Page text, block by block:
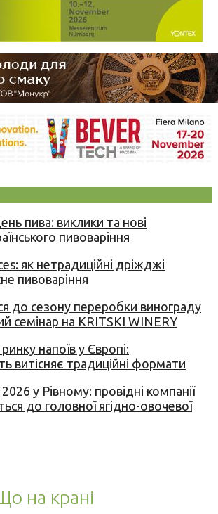
пива: виклики та нові
пивоваріння
як нетрадиційні дріжджі
пивоваріння
до сезону переробки винограду
семінар на KRITSKI WINERY
напоїв у Європі:
витісняє традиційні формати
у Рівному: провідні компанії
до головної ягідно-овочевої
на крані